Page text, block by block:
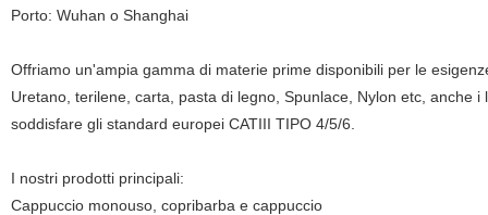
Porto: Wuhan o Shanghai
Offriamo un'ampia gamma di materie prime disponibili per le
Uretano, terilene, carta, pasta di legno, Spunlace, Nylon etc, anche
soddisfare gli standard europei CATIII TIPO 4/5/6.
I nostri prodotti principali:
Cappuccio monouso, copribarba e cappuccio